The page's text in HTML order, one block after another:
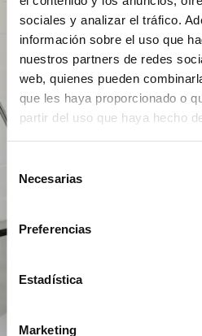
sociales y analizar el tráfico.
información sobre el uso que
nuestros partners de redes
web, quienes pueden
que les haya proporcionado o
partir del uso que haya hecho
Necesarias
Preferencias
Estadística
Marketing